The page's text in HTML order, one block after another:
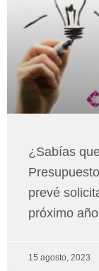
¿Sabías
prevé
próximo
15 agosto, 2023